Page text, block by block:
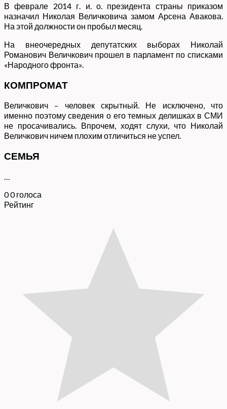
В феврале 2014 г. и. о. президента страны приказом
назначил Николая Величковича замом Арсена Авакова.
На этой должности он пробыл месяц.
На внеочередных депутатских выборах Николай
Романович Величкович прошел в парламент по списками
«Народного фронта».
КОМПРОМАТ
Величкович – человек скрытный. Не исключено, что
именно поэтому сведения о его темных делишках в СМИ
не просачивались. Впрочем, ходят слухи, что Николай
Величкович ничем плохим отличиться не успел.
СЕМЬЯ
00 голоса
Рейтинг